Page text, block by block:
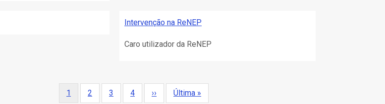
Intervenção na ReNEP
Caro utilizador da ReNEP
Página
1 Página
2 Página
3 Página
4
Próxima
››
Última
Última »